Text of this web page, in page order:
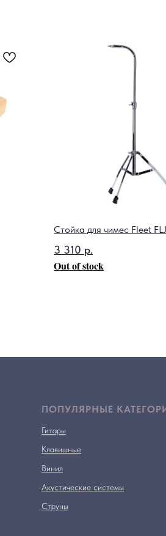
Стойка для чимес Fleet
3 310 р.
Out of stock
ПОПУЛЯРНЫЕ
Гитары
Клавишные
Винил
Акустические системы
Струны